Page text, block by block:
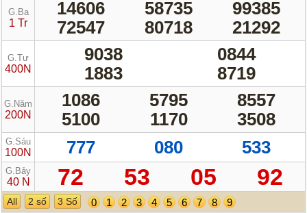
G.Ba
1 Tr
14606 58735
99385
72547
80718 21292
G.Tư
400N
9038
0844
1883
8719
G.Năm
200N
1086 5795
8557
5100
1170 3508
G.Sáu
100N 777 080 533
G.Bảy
40 N 72 53 05 92
All 2 số 3 Số 0 1 2 3 4 5 6 7 8 9